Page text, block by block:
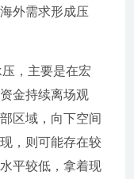
外需求形成压
，主要是在宏
金持续离场观
区域，向下空间
，则可能存在较
平较低，拿着现